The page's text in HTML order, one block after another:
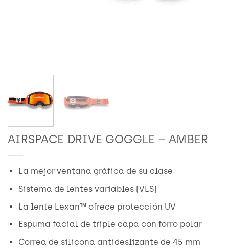
AIRSPACE DRIVE GOGGLE – AMBER
La mejor ventana gráfica de su clase
Sistema de lentes variables (VLS)
La lente Lexan™ ofrece protección UV
Espuma facial de triple capa con forro polar
Correa de silicona antideslizante de 45 mm